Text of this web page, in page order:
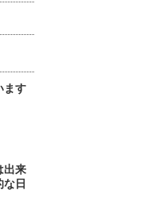
ます
出来
な日